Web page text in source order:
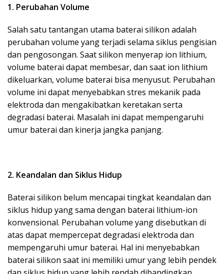
1. Perubahan Volume
Salah satu tantangan utama baterai silikon adalah
perubahan volume yang terjadi selama siklus pengisian
dan pengosongan. Saat silikon menyerap ion lithium,
volume baterai dapat membesar, dan saat ion lithium
dikeluarkan, volume baterai bisa menyusut. Perubahan
volume ini dapat menyebabkan stres mekanik pada
elektroda dan mengakibatkan keretakan serta
degradasi baterai. Masalah ini dapat mempengaruhi
umur baterai dan kinerja jangka panjang.
2. Keandalan dan Siklus Hidup
Baterai silikon belum mencapai tingkat keandalan dan
siklus hidup yang sama dengan baterai lithium-ion
konvensional. Perubahan volume yang disebutkan di
atas dapat mempercepat degradasi elektroda dan
mempengaruhi umur baterai. Hal ini menyebabkan
baterai silikon saat ini memiliki umur yang lebih pendek